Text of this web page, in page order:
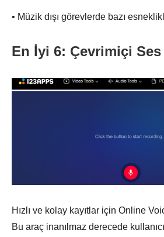
• Müzik dışı görevlerde bazı
En İyi 6: Çevrimiçi
Hızlı ve kolay kayıtlar için Online
Bu araç inanılmaz derecede